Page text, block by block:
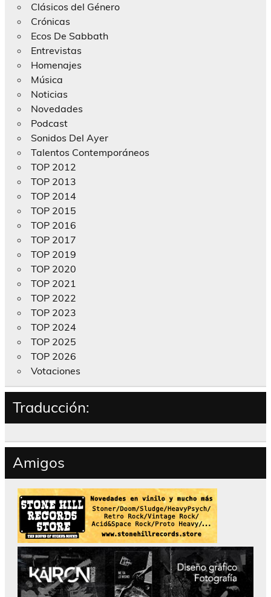
Clásicos del Género
Crónicas
Ecos De Sabbath
Entrevistas
Homenajes
Música
Noticias
Novedades
Podcast
Sonidos Del Ayer
Talentos Contemporáneos
TOP 2012
TOP 2013
TOP 2014
TOP 2015
TOP 2016
TOP 2017
TOP 2019
TOP 2020
TOP 2021
TOP 2022
TOP 2023
TOP 2024
TOP 2025
TOP 2026
Votaciones
Traducción:
Amigos